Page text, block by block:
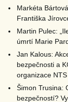
Markéta
Františka
Martin Pulec:
úmrtí Marie
Jan Kalous:
bezpečnosti a
organizace NTS
Šimon Trusina:
bezpečností?